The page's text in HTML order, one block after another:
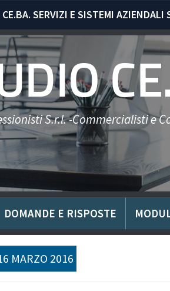
CE.BA. SERVIZI E SISTEMI AZIENDALI
S.r.l. -Commercialisti e
DOMANDE E RISPOSTE
MARZO 2016